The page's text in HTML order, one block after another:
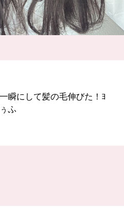
瞬にして髪の毛伸びた！ﾖ
ふ